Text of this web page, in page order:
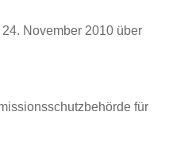
November 2010 über
für